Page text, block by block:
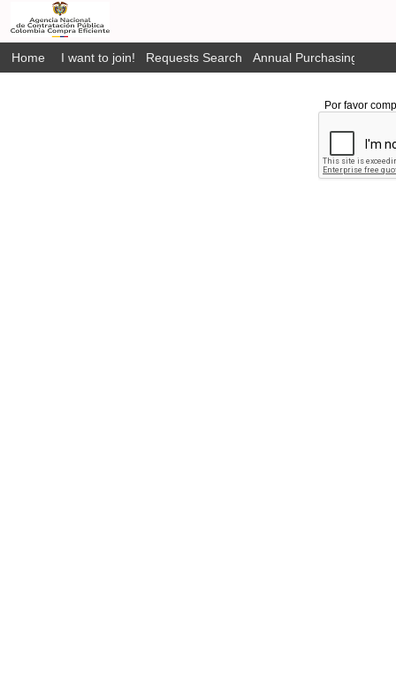
Home I want to join! Requests Search Annual Purchasing Plan
Por favor